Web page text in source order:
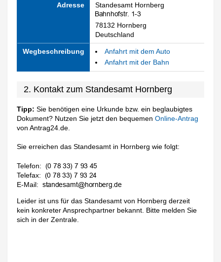
Adresse Standesamt Hornberg
78132 Hornberg
Deutschland
Wegbeschreibung
Anfahrt mit dem Auto
Anfahrt mit der Bahn
2. Kontakt zum Standesamt Hornberg
Tipp: Sie benötigen eine Urkunde bzw. ein beglaubigtes
Dokument? Nutzen Sie jetzt den bequemenOnline-Antrag
von Antrag24.de.
Sie erreichen das Standesamt in Hornberg wie folgt:
Telefon:
Telefax:
E-Mail:
Leider ist uns für das Standesamt von Hornberg derzeit
kein konkreter Ansprechpartner bekannt. Bitte melden Sie
sich in der Zentrale.